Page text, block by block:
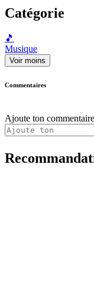
Catégorie
🎵
Musique
Voir moins
Commentaires
Ajoute ton commentaire